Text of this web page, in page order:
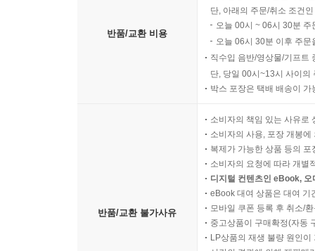
반품/교환 비용
단, 아래의 주문/취소 조건
오늘 00시 ~ 06시 30분
오늘 06시 30분 이후 주
직수입 음반/영상물/기프트
단, 당일 00시~13시 사이의
박스 포장은 택배 배송이
반품/교환 불가사유
소비자의 책임 있는 사유로
소비자의 사용, 포장 개봉
복제가 가능한 상품 등의
소비자의 요청에 따라 개별
디지털 컨텐츠인 eBook,
eBook 대여 상품은 대여 기
모바일 쿠폰 등록 후 취소/
중고상품이 구매확정(자동
LP상품의 재생 불량 원인